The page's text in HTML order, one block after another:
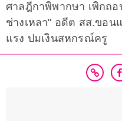
ศาลฎีกาพิพากษา เพิกถอ
ช่างเหลา" อดีต สส.ขอน
แรง ปมเงินสหกรณ์ครู